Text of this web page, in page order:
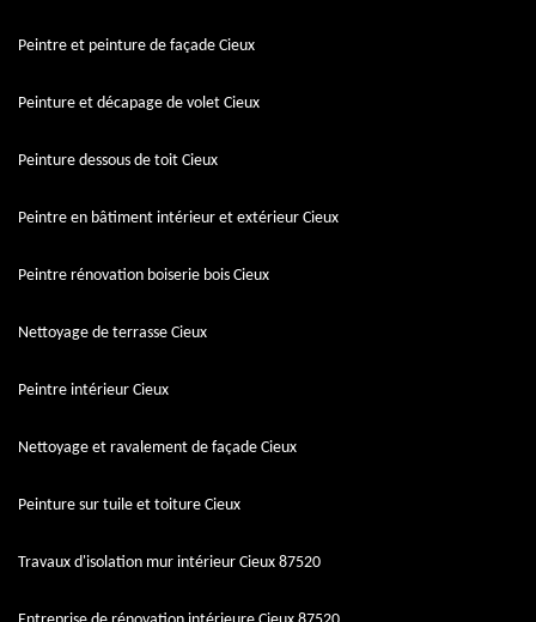
Peintre et peinture de façade Cieux
Peinture et décapage de volet Cieux
Peinture dessous de toit Cieux
Peintre en bâtiment intérieur et extérieur Cieux
Peintre rénovation boiserie bois Cieux
Nettoyage de terrasse Cieux
Peintre intérieur Cieux
Nettoyage et ravalement de façade Cieux
Peinture sur tuile et toiture Cieux
Travaux d'isolation mur intérieur Cieux 87520